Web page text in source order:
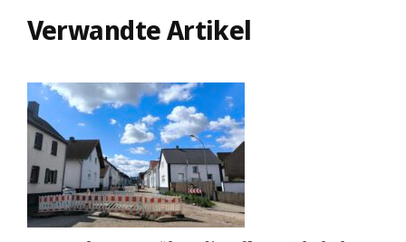
Verwandte Artikel